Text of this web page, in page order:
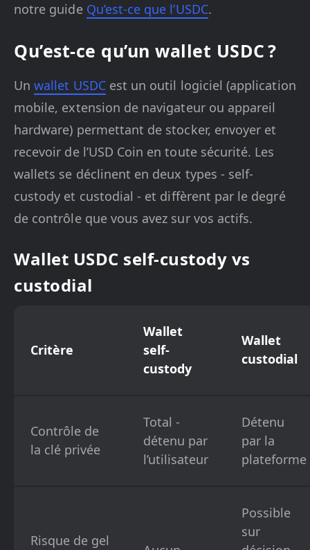
notre guide Qu’est-ce que l’USDC.
Qu’est-ce qu’un wallet USDC ?
Unwallet USDCest un outil logiciel (application
mobile, extension de navigateur ou appareil
hardware) permettant de stocker, envoyer et
recevoir de l’USD Coin en toute sécurité. Les
wallets se déclinent en deux types - self-
custody et custodial - et diffèrent par le degré
de contrôle que vous avez sur vos actifs.
Wallet USDC self-custody vs
custodial
Critère
Wallet
self-
custody
Wallet
custodial
Contrôle de
la clé privée
Total -
détenu par
l’utilisateur
Détenu
par la
plateforme
Risque de gel
Possible
sur